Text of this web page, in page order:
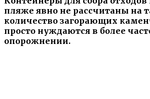
пляже явно не рассчитаны на
количество загорающих
просто нуждаются в более
опорожнении.